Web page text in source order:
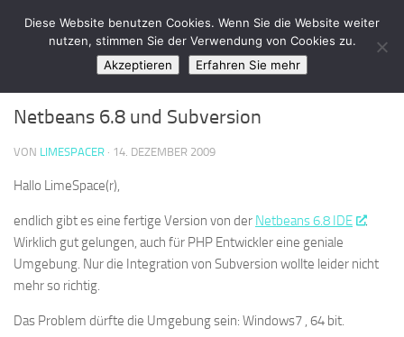
Zum Inhalt springen
LimeSpace - IT
SUPPORT
Netbeans 6.8 und Subversion
VON LIMESPACER · 14. DEZEMBER 2009
Hallo LimeSpace(r),
endlich gibt es eine fertige Version von der Netbeans 6.8 IDE
.
Wirklich gut gelungen, auch für PHP Entwickler eine geniale
Umgebung. Nur die Integration von Subversion wollte leider nicht
mehr so richtig.
Das Problem dürfte die Umgebung sein: Windows7 , 64 bit.
Diese Website benutzen Cookies. Wenn Sie die Website weiter
nutzen, stimmen Sie der Verwendung von Cookies zu.
Akzeptieren
Erfahren Sie mehr